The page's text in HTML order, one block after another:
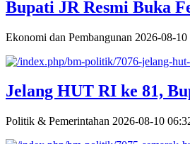
Bupati JR Resmi Buka
Ekonomi dan Pembangunan 2026-08-10
Jelang HUT RI ke 81,
Politik & Pemerintahan 2026-08-10